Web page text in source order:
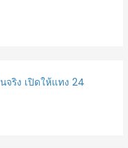
ริง เปิดให้แทง 24